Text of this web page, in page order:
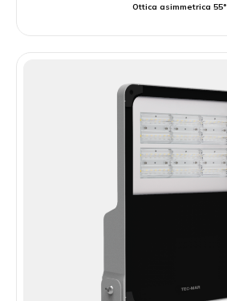
Ottica asimmetrica 55°